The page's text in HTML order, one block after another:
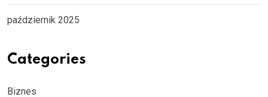
październik 2025
Categories
Biznes